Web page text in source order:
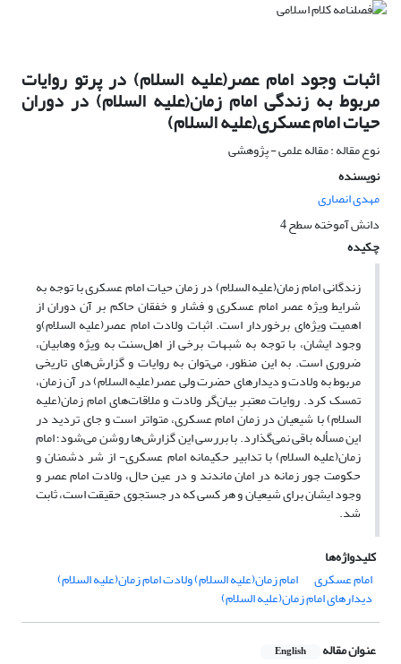
اثبات وجود امام عصر(علیه السلام) در پرتو روایات
مربوط به زندگی امام زمان(علیه السلام) در دوران
حیات امام عسکری(علیه السلام)
نوع مقاله : مقاله علمی - پژوهشی
نویسنده
مهدی انصاری
دانش آموخته سطح 4
چکیده
زندگانی امام زمان(علیه السلام) در زمان حیات امام عسکری با توجه به
شرایط ویژه عصر امام عسکری و فشار و خفقان حاکم بر آن دوران از
اهمیت ویژه‌ای برخوردار است. اثبات ولادت امام عصر(علیه السلام)و
وجود ایشان، با توجه به شبهات برخی از اهل‌سنت به ویژه وهابیان،
ضروری است. به این منظور، می‌توان به روایات و گزارش‌های تاریخی
مربوط به ولادت و دیدارهای حضرت ولی عصر(علیه السلام) در آن زمان،
تمسک کرد. روایات معتبرِ بیان‌گر ولادت و ملاقات‌های امام زمان(علیه
السلام) با شیعیان در زمان امام عسکری، متواتر است و جای تردید در
این مسأله باقی نمی‌گذارد. با بررسی این گزارش‌ها روشن می‌شود؛ امام
زمان(علیه السلام) با تدابیر حکیمانه امام عسکری- از شر دشمنان و
حکومت جور زمانه در امان ماندند و در عین حال، ولادت امام عصر و
وجود ایشان برای شیعیان و هر کسی که در جستجوی حقیقت است، ثابت
شد.
کلیدواژه‌ها
امام عسکری
امام زمان(علیه السلام) ولادت امام زمان(علیه السلام)
دیدارهای امام زمان(علیه السلام)
عنوان مقاله English